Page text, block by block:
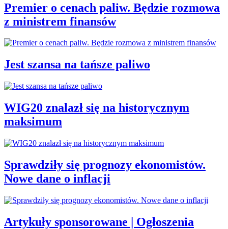
Premier o cenach paliw. Będzie rozmowa
z ministrem finansów
Jest szansa na tańsze paliwo
WIG20 znalazł się na historycznym
maksimum
Sprawdziły się prognozy ekonomistów.
Nowe dane o inflacji
Artykuły sponsorowane | Ogłoszenia